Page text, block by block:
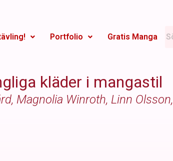
Portfolio Gratis Manga
kläder i mangastil
Magnolia Winroth, Linn Olsson,